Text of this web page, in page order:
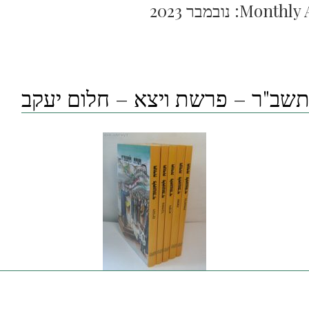
Monthly נובמבר 2023
– פרשת ויצא – חלום יעקב